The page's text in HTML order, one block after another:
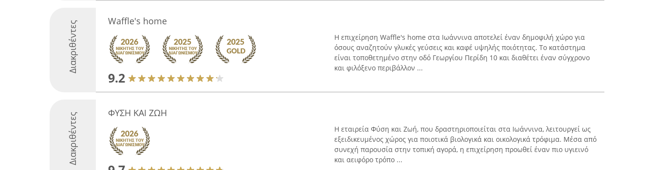
Διακριθέντες Waffle's home
9.2
Η επιχείρηση Waffle's home στα Ιωάννινα αποτελεί έναν δημοφιλή χώρο για
όσους αναζητούν γλυκές γεύσεις και καφέ υψηλής ποιότητας. Το κατάστημα
είναι τοποθετημένο στην οδό Γεωργίου Περίδη 10 και διαθέτει έναν σύγχρονο
και φιλόξενο περιβάλλον ...
Διακριθέντες ΦΥΣΗ ΚΑΙ ΖΩΗ
Η εταιρεία Φύση και Ζωή, που δραστηριοποιείται στα Ιωάννινα, λειτουργεί ως
εξειδικευμένος χώρος για ποιοτικά βιολογικά και οικολογικά τρόφιμα. Μέσα από
συνεχή παρουσία στην τοπική αγορά, η επιχείρηση προωθεί έναν πιο υγιεινό
και αειφόρο τρόπο ...